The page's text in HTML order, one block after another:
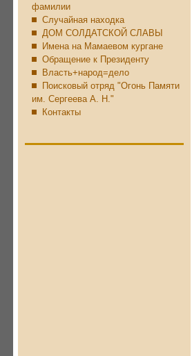
фамилии
Случайная находка
ДОМ СОЛДАТСКОЙ СЛАВЫ
Имена на Мамаевом кургане
Обращение к Президенту
Власть+народ=дело
Поисковый отряд "Огонь Памяти
им. Сергеева А. Н."
Контакты